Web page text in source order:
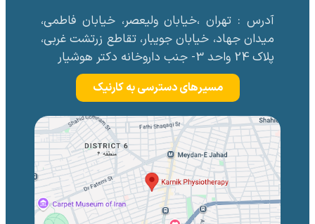
آدرس : تهران ،خیابان ولیعصر، خیابان فاطمی،
میدان جهاد، خیابان جویبار، تقاطع زرتشت غربی،
پلاک 24 واحد 3- جنب داروخانه دکتر هوشیار
مسیرهای دسترسی به کارنیک